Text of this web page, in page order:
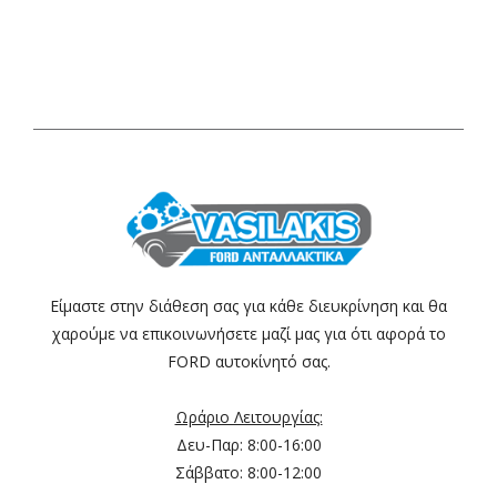
Είμαστε στην διάθεση σας για κάθε διευκρίνηση και θα
χαρούμε να επικοινωνήσετε μαζί μας για ότι αφορά το
FORD αυτοκίνητό σας.
Ωράριο Λειτουργίας:
Δευ-Παρ: 8:00-16:00
Σάββατο: 8:00-12:00